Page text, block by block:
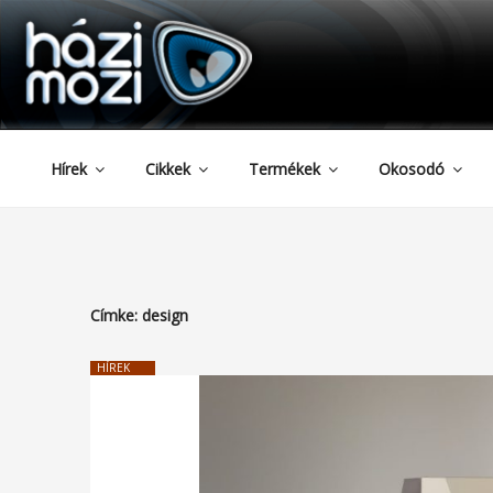
Tartalomhoz
HAZIMOZI
Hírek Cikkek Termékek Okosodó
Címke: design
HÍREK